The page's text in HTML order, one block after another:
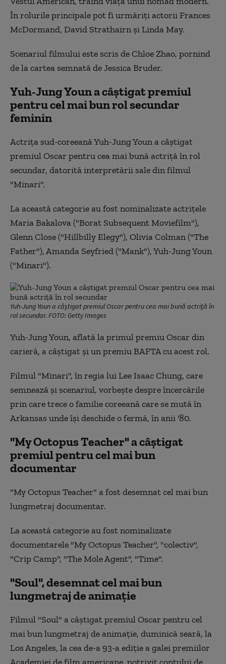
În rolurile principale pot fi urmăriţi actorii Frances
McDormand, David Strathairn şi Linda May.
Scenariul filmului este scris de Chloe Zhao, pornind
de la cartea semnată de Jessica Bruder.
Yuh-Jung Youn a câştigat premiul
pentru cel mai bun rol secundar
feminin
Actriţa sud-coreeană Yuh-Jung Youn a câştigat
premiul Oscar pentru cea mai bună actriţă în rol
secundar, datorită interpretării sale din filmul
"Minari".
La această categorie au fost nominalizate actriţele
Maria Bakalova ("Borat Subsequent Moviefilm"),
Glenn Close ("Hillbilly Elegy"), Olivia Colman ("The
Father"), Amanda Seyfried ("Mank"), Yuh-Jung Youn
("Minari").
Yuh-Jung Youn a câştigat premiul Oscar pentru cea mai bună actriţă în
rol secundar. FOTO: Getty Images
Yuh-Jung Youn, aflată la primul premiu Oscar din
carieră, a câştigat şi un premiu BAFTA cu acest rol.
Filmul "Minari", în regia lui Lee Isaac Chung, care
semnează şi scenariul, vorbeşte despre încercările
prin care trece o familie coreeană care se mută în
Arkansas unde îşi deschide o fermă, în anii '80.
"My Octopus Teacher" a câştigat
premiul pentru cel mai bun
documentar
"My Octopus Teacher" a fost desemnat cel mai bun
lungmetraj documentar.
La această categorie au fost nominalizate
documentarele "My Octopus Teacher", "colectiv",
"Crip Camp", "The Mole Agent", "Time".
"Soul", desemnat cel mai bun
lungmetraj de animaţie
Filmul "Soul" a câştigat premiul Oscar pentru cel
mai bun lungmetraj de animaţie, duminică seară, la
Los Angeles, la cea de-a 93-a ediţie a galei premiilor
Academiei de film americane, potrivit contului de